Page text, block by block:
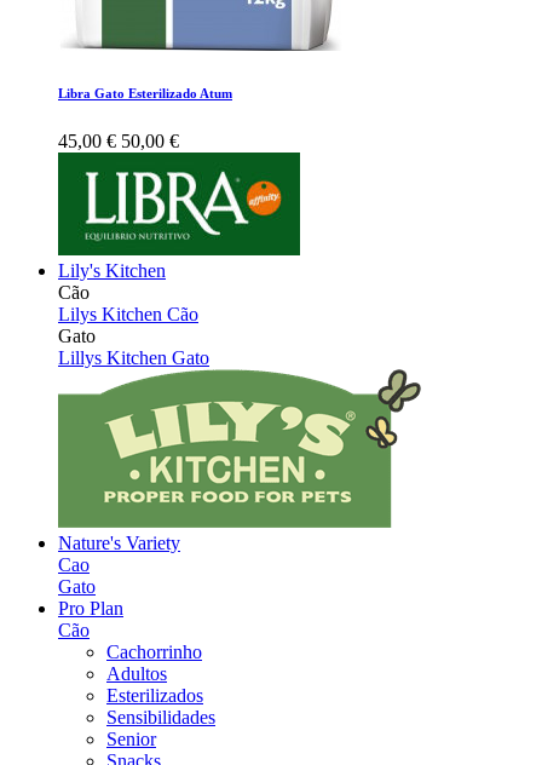
Libra Gato Esterilizado Atum
45,00 € 50,00 €
Lily's Kitchen
Cão
Lilys Kitchen Cão
Gato
Lillys Kitchen Gato
Nature's Variety
Cao
Gato
Pro Plan
Cão
Cachorrinho
Adultos
Esterilizados
Sensibilidades
Senior
Snacks